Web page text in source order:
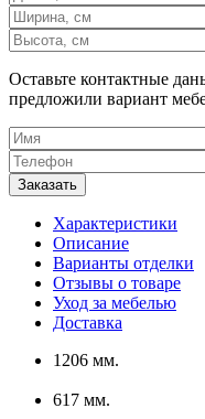
Оставьте контактные
предложили вариант
Характеристики
Описание
Варианты отделки
Отзывы о товаре
Уход за мебелью
Доставка
1206 мм.
617 мм.